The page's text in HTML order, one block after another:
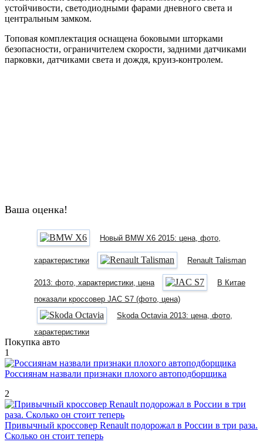
устойчивости, светодиодными фарами дневного света и
центральным замком.
Топовая комплектация оснащена боковыми шторками
безопасности, ограничителем скорости, задними датчиками
парковки, датчиками света и дождя, круиз-контролем.
Ваша оценка!
Новый BMW X6 2015: цена, фото,
характеристики Renault Talisman
2013: фото, характеристики, цена
В Китае
показали кроссовер JAC S7 (фото, цена)
Skoda Octavia 2013: цена, фото,
характеристики
Покупка авто
1
Россиянам назвали признаки плохого автоподборщика
2
Привычный кроссовер Renault подорожал в России в три раза.
Сколько он стоит теперь